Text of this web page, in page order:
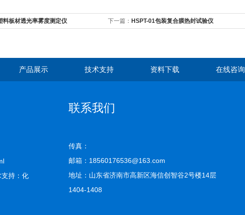
料板材透光率雾度测定仪 下一篇： HSPT-01包装复合膜热封试验仪
产品展示 技术支持 资料下载 在线咨询
持： 化
联系我们
传真：
邮箱：18560176536@163.com
地址：山东省济南市高新区海信创智谷2号楼14层
1404-1408